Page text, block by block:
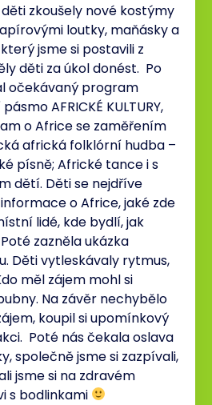
zkoušely nové kostýmy
loutky, maňásky a
jsme si postavili z
děti za úkol donést. Po
očekávaný program
AFRICKÉ KULTURY,
o Africe se zaměřením
africká folklórní hudba –
písně; Africké tance i s
dětí. Děti se nejdříve
o Africe, jaké zde
lidé, kde bydlí, jak
zazněla ukázka
Děti vytleskávaly rytmus,
měl zájem mohl si
Na závěr nechybělo
koupil si upomínkový
Poté nás čekala oslava
společně jsme si zazpívali,
jsme si na zdravém
s bodlinkami